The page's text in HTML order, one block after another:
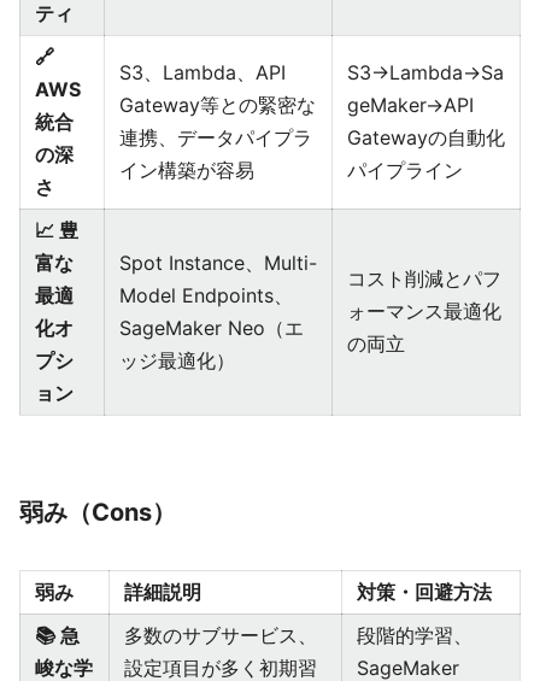
ティ
🔗
AWS
統合
の深
さ
S3、Lambda、API
Gateway等との緊密な
連携、データパイプラ
イン構築が容易
S3→Lambda→Sa
geMaker→API
Gatewayの自動化
パイプライン
📈 豊
富な
最適
化オ
プシ
ョン
Spot Instance、Multi-
Model Endpoints、
SageMaker Neo（エ
ッジ最適化）
コスト削減とパフ
ォーマンス最適化
の両立
弱み（Cons）
弱み 詳細説明
対策・回避方法
📚 急
峻な学
多数のサブサービス、
設定項目が多く初期習
段階的学習、
SageMaker